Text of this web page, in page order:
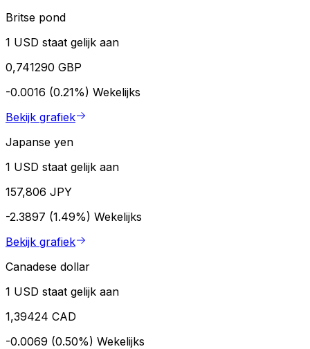
Britse pond
1 USD staat gelijk aan
0,741290 GBP
-0.0016 (0.21%) Wekelijks
Bekijk grafiek
Japanse yen
1 USD staat gelijk aan
157,806 JPY
-2.3897 (1.49%) Wekelijks
Bekijk grafiek
Canadese dollar
1 USD staat gelijk aan
1,39424 CAD
-0.0069 (0.50%) Wekelijks